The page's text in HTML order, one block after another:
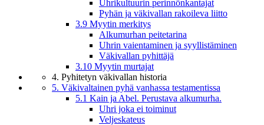
Uhrikultuurin perinnönkantajat
Pyhän ja väkivallan rakoileva liitto
3.9 Myytin merkitys
Alkumurhan peitetarina
Uhrin vaientaminen ja syyllistäminen
Väkivallan pyhittäjä
3.10 Myytin murtajat
4. Pyhitetyn väkivallan historia
5. Väkivaltainen pyhä vanhassa testamentissa
5.1 Kain ja Abel. Perustava alkumurha.
Uhri joka ei toiminut
Veljeskateus